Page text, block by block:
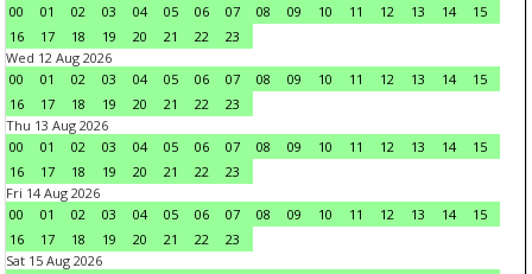
00
01 02 03 04 05 06 07 08 09 10 11 12 13 14
15
16
17 18 19 20 21 22
23
Wed 12 Aug 2026
00
01 02 03 04 05 06 07 08 09 10 11 12 13 14
15
16
17 18 19 20 21 22
23
Thu 13 Aug 2026
00
01 02 03 04 05 06 07 08 09 10 11 12 13 14
15
16
17 18 19 20 21 22
23
Fri 14 Aug 2026
00
01 02 03 04 05 06 07 08 09 10 11 12 13 14
15
16
17 18 19 20 21 22
23
Sat 15 Aug 2026